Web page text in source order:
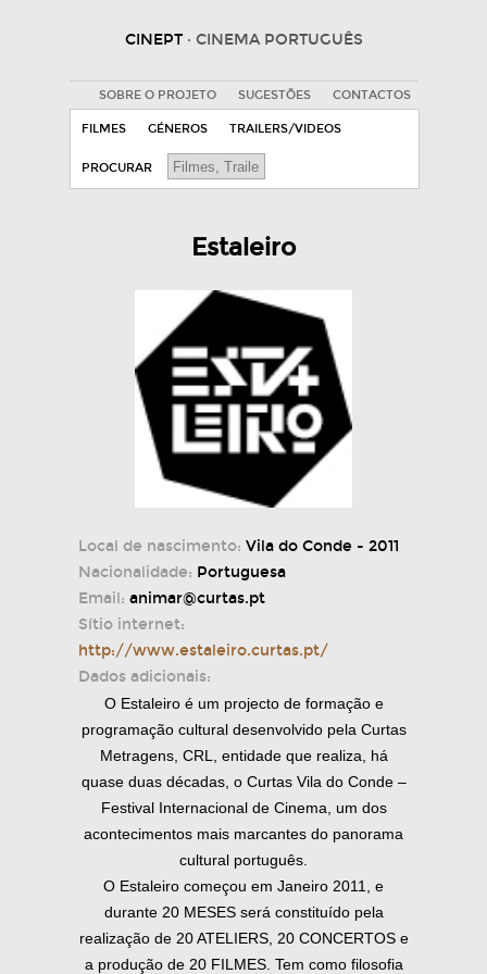
CINEPT · CINEMA PORTUGUÊS
SOBRE O PROJETO SUGESTÕES CONTACTOS
FILMES GÉNEROS TRAILERS/VIDEOS
PROCURAR
Estaleiro
Local de nascimento: Vila do Conde - 2011
Nacionalidade: Portuguesa
Email: animar@curtas.pt
Sítio internet:
http://www.estaleiro.curtas.pt/
Dados adicionais:
O Estaleiro é um projecto de formação e
programação cultural desenvolvido pela Curtas
Metragens, CRL, entidade que realiza, há
quase duas décadas, o Curtas Vila do Conde –
Festival Internacional de Cinema, um dos
acontecimentos mais marcantes do panorama
cultural português.
O Estaleiro começou em Janeiro 2011, e
durante 20 MESES será constituído pela
realização de 20 ATELIERS, 20 CONCERTOS e
a produção de 20 FILMES. Tem como filosofia